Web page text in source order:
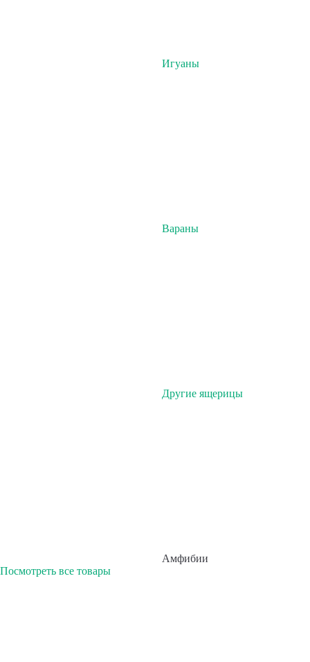
Игуаны
Вараны
Другие ящерицы
Амфибии
Посмотреть все товары